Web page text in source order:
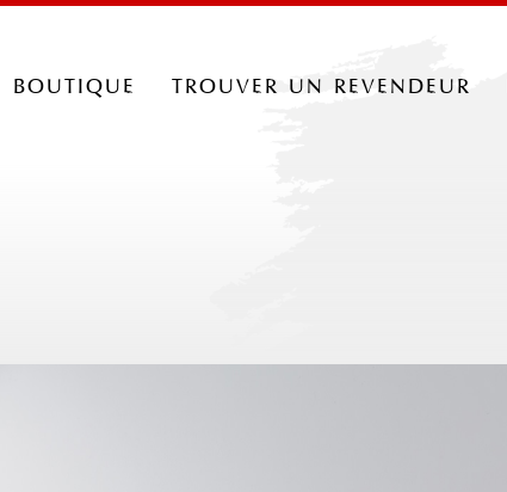
boutique trouver un revendeur